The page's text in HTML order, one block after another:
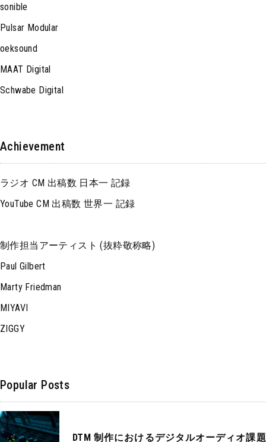
sonible
Pulsar Modular
oeksound
MAAT Digital
Schwabe Digital
Achievement
ラジオ CM 出稿数 日本一 記録
YouTube CM 出稿数 世界一 記録
制作担当アーティスト (抜粋敬称略)
Paul Gilbert
Marty Friedman
MIYAVI
ZIGGY
Popular Posts
DTM 制作におけるデジタルオーディオ課題